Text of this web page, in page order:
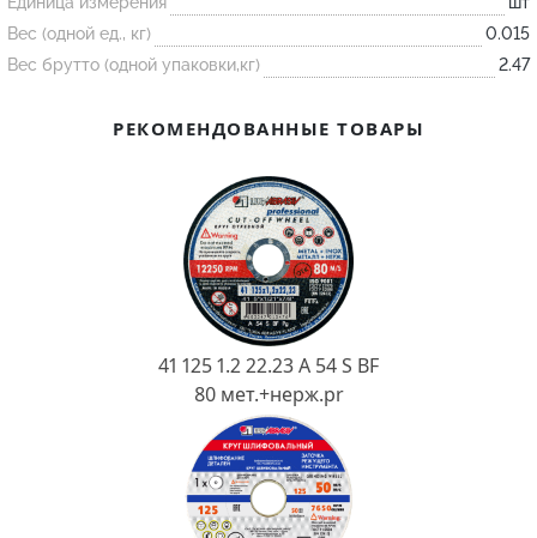
Пробка
Подставка
Контакт
Ковш разливочный
Огнеупорная SiC смесь
Вес (одной ед., кг)
0.015
Вес брутто (одной упаковки,кг)
2.47
РЕКОМЕНДОВАННЫЕ ТОВАРЫ
41 125 1.2 22.23 A 54 S BF
80 мет.+нерж.pr